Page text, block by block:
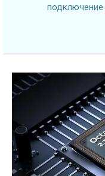
подключение